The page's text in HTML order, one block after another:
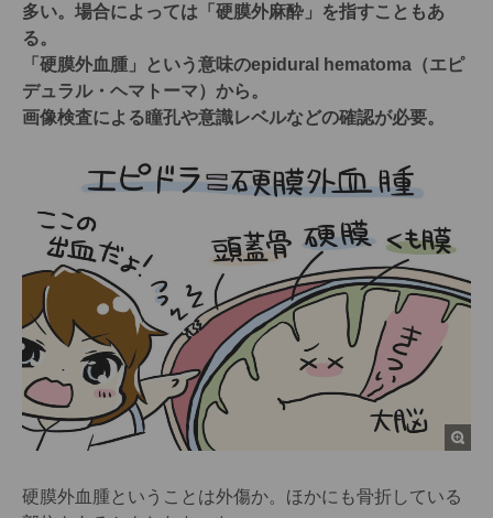
多い。場合によっては「硬膜外麻酔」を指すこともあ
る。
「硬膜外血腫」という意味のepidural hematoma（エピ
デュラル・ヘマトーマ）から。
画像検査による瞳孔や意識レベルなどの確認が必要。
硬膜外血腫ということは外傷か。ほかにも骨折している